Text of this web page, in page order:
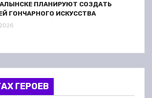
ПЛАНИРУЮТ СОЗДАТЬ
ГОНЧАРНОГО ИСКУССТВА
ГЕРОЕВ